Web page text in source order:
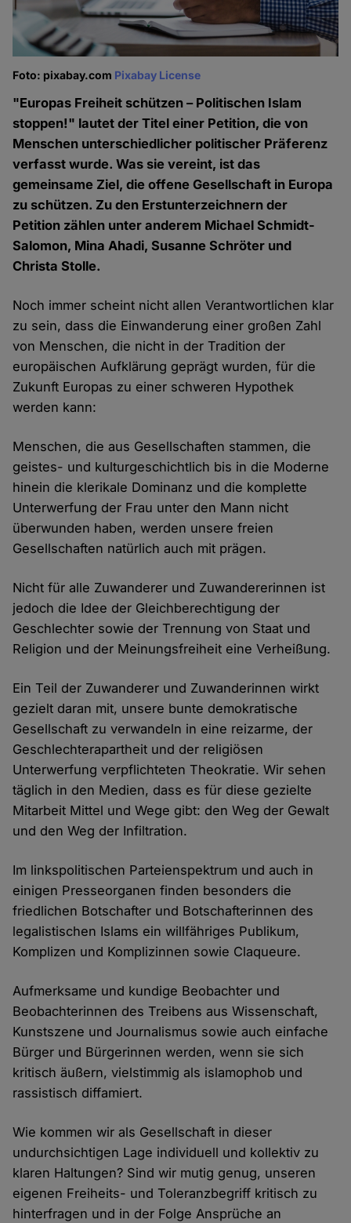
Foto: pixabay.com Pixabay License
"Europas Freiheit schützen – Politischen Islam
stoppen!" lautet der Titel einer Petition, die von
Menschen unterschiedlicher politischer Präferenz
verfasst wurde. Was sie vereint, ist das
gemeinsame Ziel, die offene Gesellschaft in Europa
zu schützen. Zu den Erstunterzeichnern der
Petition zählen unter anderem Michael Schmidt-
Salomon, Mina Ahadi, Susanne Schröter und
Christa Stolle.
Noch immer scheint nicht allen Verantwortlichen klar
zu sein, dass die Einwanderung einer großen Zahl
von Menschen, die nicht in der Tradition der
europäischen Aufklärung geprägt wurden, für die
Zukunft Europas zu einer schweren Hypothek
werden kann:
Menschen, die aus Gesellschaften stammen, die
geistes- und kulturgeschichtlich bis in die Moderne
hinein die klerikale Dominanz und die komplette
Unterwerfung der Frau unter den Mann nicht
überwunden haben, werden unsere freien
Gesellschaften natürlich auch mit prägen.
Nicht für alle Zuwanderer und Zuwandererinnen ist
jedoch die Idee der Gleichberechtigung der
Geschlechter sowie der Trennung von Staat und
Religion und der Meinungsfreiheit eine Verheißung.
Ein Teil der Zuwanderer und Zuwanderinnen wirkt
gezielt daran mit, unsere bunte demokratische
Gesellschaft zu verwandeln in eine reizarme, der
Geschlechterapartheit und der religiösen
Unterwerfung verpflichteten Theokratie. Wir sehen
täglich in den Medien, dass es für diese gezielte
Mitarbeit Mittel und Wege gibt: den Weg der Gewalt
und den Weg der Infiltration.
Im linkspolitischen Parteienspektrum und auch in
einigen Presseorganen finden besonders die
friedlichen Botschafter und Botschafterinnen des
legalistischen Islams ein willfähriges Publikum,
Komplizen und Komplizinnen sowie Claqueure.
Aufmerksame und kundige Beobachter und
Beobachterinnen des Treibens aus Wissenschaft,
Kunstszene und Journalismus sowie auch einfache
Bürger und Bürgerinnen werden, wenn sie sich
kritisch äußern, vielstimmig als islamophob und
rassistisch diffamiert.
Wie kommen wir als Gesellschaft in dieser
undurchsichtigen Lage individuell und kollektiv zu
klaren Haltungen? Sind wir mutig genug, unseren
eigenen Freiheits- und Toleranzbegriff kritisch zu
hinterfragen und in der Folge Ansprüche an